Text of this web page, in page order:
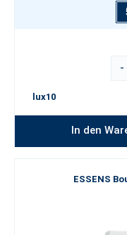
-
lux10
In den
ESSENS